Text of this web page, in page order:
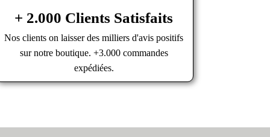
+ 2.000 Clients Satisfaits
Nos clients on laisser des milliers d'avis positifs
sur notre boutique. +3.000 commandes
expédiées.